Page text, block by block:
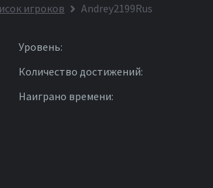
игроков Andrey2199Rus
Уровень:
Количество достижений:
Наиграно времени: